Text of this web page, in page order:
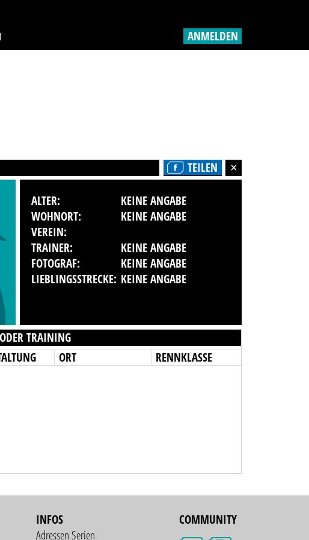
ANMELDEN
TEILEN
ALTER:
KEINE ANGABE
WOHNORT:
KEINE ANGABE
VEREIN:
TRAINER:
KEINE ANGABE
FOTOGRAF:
KEINE ANGABE
LIEBLINGSSTRECKE: KEINE ANGABE
TRAINING
ORT RENNKLASSE
INFOS
Adressen Serien
COMMUNITY